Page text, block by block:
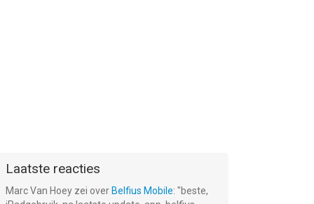
Laatste reacties
Marc Van Hoey zei over Belfius Mobile: "beste,